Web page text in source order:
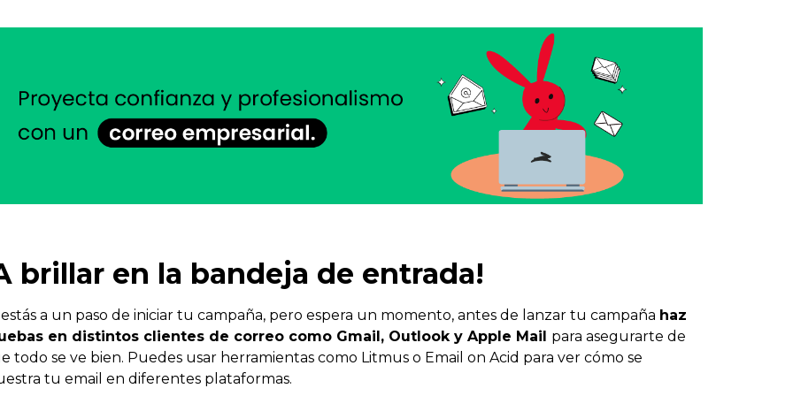
brillar en la bandeja de entrada!
estás a un paso de iniciar tu campaña, pero espera un momento, antes de lanzar tu campaña haz
en distintos clientes de correo como Gmail, Outlook y Apple Mail para asegurarte de
todo se ve bien. Puedes usar herramientas como Litmus o Email on Acid para ver cómo se
tu email en diferentes plataformas.